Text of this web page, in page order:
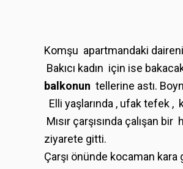
Komşu apartmandaki
Bakıcı kadın için ise
balkonun tellerine astı.
Elli yaşlarında , ufak tefek ,
Mısır çarşısında çalışan
ziyarete gitti.
Çarşı önünde kocaman